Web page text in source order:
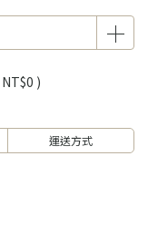
NT$0 )
運送方式